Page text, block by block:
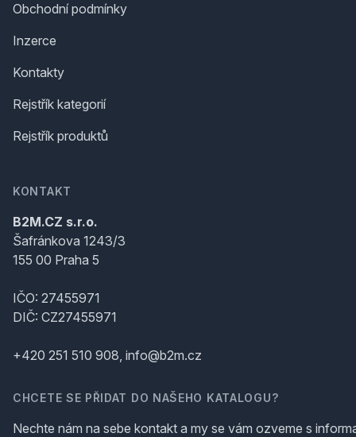
Obchodní podmínky
Inzerce
Kontakty
Rejstřík kategorií
Rejstřík produktů
KONTAKT
B2M.CZ s.r.o.
Šafránkova 1243/3
155 00 Praha 5
IČO: 27455971
DIČ: CZ27455971
+420 251 510 908, info@b2m.cz
CHCETE SE PŘIDAT DO NAŠEHO KATALOGU?
Nechte nám na sebe kontakt a my se vám ozveme s